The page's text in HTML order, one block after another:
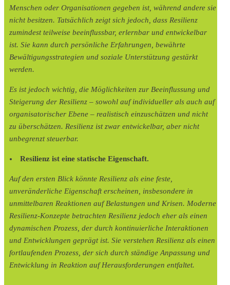
Menschen oder Organisationen gegeben ist, während andere sie
nicht besitzen. Tatsächlich zeigt sich jedoch, dass Resilienz
zumindest teilweise beeinflussbar, erlernbar und entwickelbar
ist. Sie kann durch persönliche Erfahrungen, bewährte
Bewältigungsstrategien und soziale Unterstützung gestärkt
werden.
Es ist jedoch wichtig, die Möglichkeiten zur Beeinflussung und
Steigerung der Resilienz – sowohl auf individueller als auch auf
organisatorischer Ebene – realistisch einzuschätzen und nicht
zu überschätzen. Resilienz ist zwar entwickelbar, aber nicht
unbegrenzt steuerbar.
Resilienz ist eine statische Eigenschaft.
Auf den ersten Blick könnte Resilienz als eine feste,
unveränderliche Eigenschaft erscheinen, insbesondere in
unmittelbaren Reaktionen auf Belastungen und Krisen. Moderne
Resilienz-Konzepte betrachten Resilienz jedoch eher als einen
dynamischen Prozess, der durch kontinuierliche Interaktionen
und Entwicklungen geprägt ist. Sie verstehen Resilienz als einen
fortlaufenden Prozess, der sich durch ständige Anpassung und
Entwicklung in Reaktion auf Herausforderungen entfaltet.